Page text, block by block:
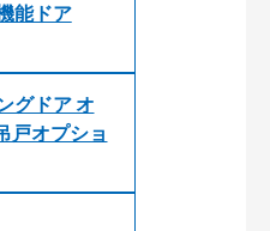
能ドア
グドア オ
戸オプショ